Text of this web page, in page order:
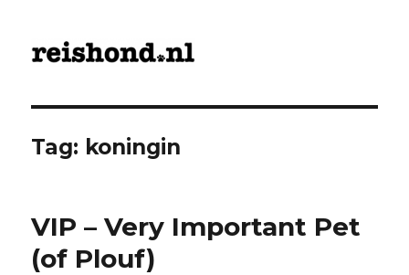
Tag: koningin
VIP – Very Important Pet
(of Plouf)